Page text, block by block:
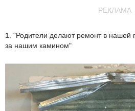
РЕКЛАМА
1. "Родители делают ремонт в нашей
за нашим камином"